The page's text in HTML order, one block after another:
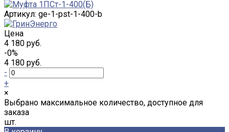
Артикул: ge-1-pst-1-400-b
Цена
4 180 руб.
-0%
4 180 руб.
-
+
×
Выбрано максимальное количество, доступное для
заказа
шт.